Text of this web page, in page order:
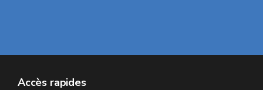
Accès rapides